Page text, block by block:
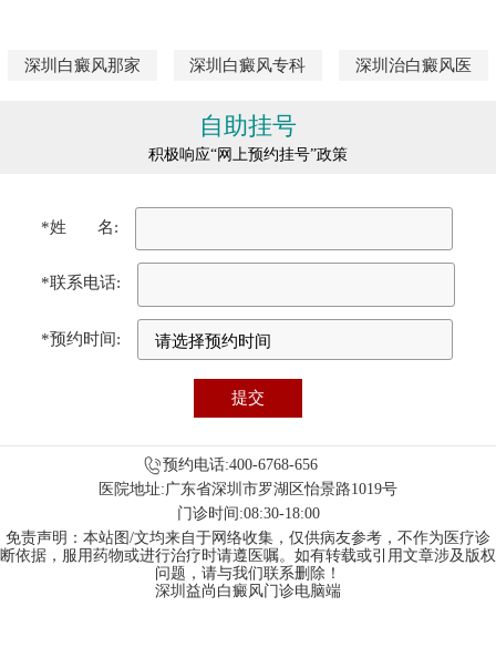
深圳白癜风那家 深圳白癜风专科 深圳治白癜风医
自助挂号
积极响应“网上预约挂号”政策
*姓 名:
*联系电话:
*预约时间:
预约电话:400-6768-656
医院地址:广东省深圳市罗湖区怡景路1019号
门诊时间:08:30-18:00
免责声明：本站图/文均来自于网络收集，仅供病友参考，不作为医疗诊
断依据，服用药物或进行治疗时请遵医嘱。如有转载或引用文章涉及版权
问题，请与我们联系删除！
深圳益尚白癜风门诊电脑端